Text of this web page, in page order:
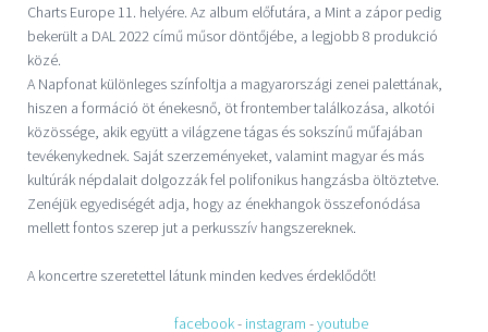
Charts Europe 11. helyére. Az album előfutára, a Mint a zápor pedig
bekerült a DAL 2022 című műsor döntőjébe, a legjobb 8 produkció
közé.
A Napfonat különleges színfoltja a magyarországi zenei palettának,
hiszen a formáció öt énekesnő, öt frontember találkozása, alkotói
közössége, akik együtt a világzene tágas és sokszínű műfajában
tevékenykednek. Saját szerzeményeket, valamint magyar és más
kultúrák népdalait dolgozzák fel polifonikus hangzásba öltöztetve.
Zenéjük egyediségét adja, hogy az énekhangok összefonódása
mellett fontos szerep jut a perkusszív hangszereknek.
A koncertre szeretettel látunk minden kedves érdeklődőt!
facebook- instagram -youtube